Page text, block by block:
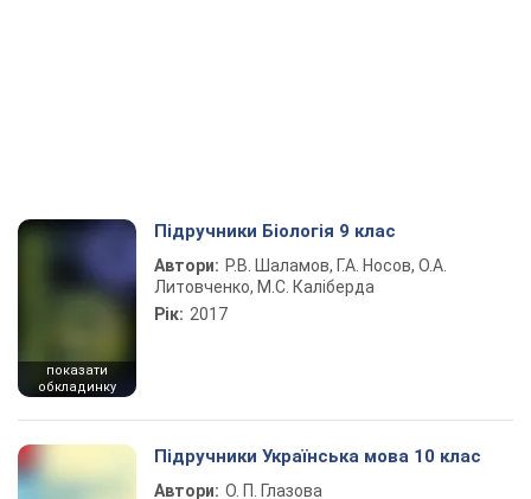
показати
обкладинку
Підручники Біологія 9 клас
Автори: Р.В. Шаламов, Г.А. Носов, О.А.
Литовченко, М.С. Каліберда
Рік: 2017
Підручники Українська мова 10 клас
Автори: О. П. Глазова